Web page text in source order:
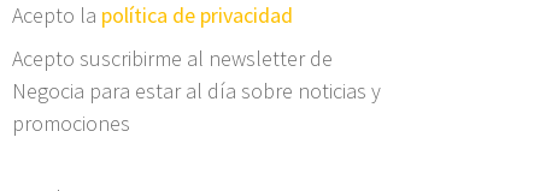
Acepto la política de privacidad
Acepto suscribirme al newsletter de
Negocia para estar al día sobre noticias y
promociones